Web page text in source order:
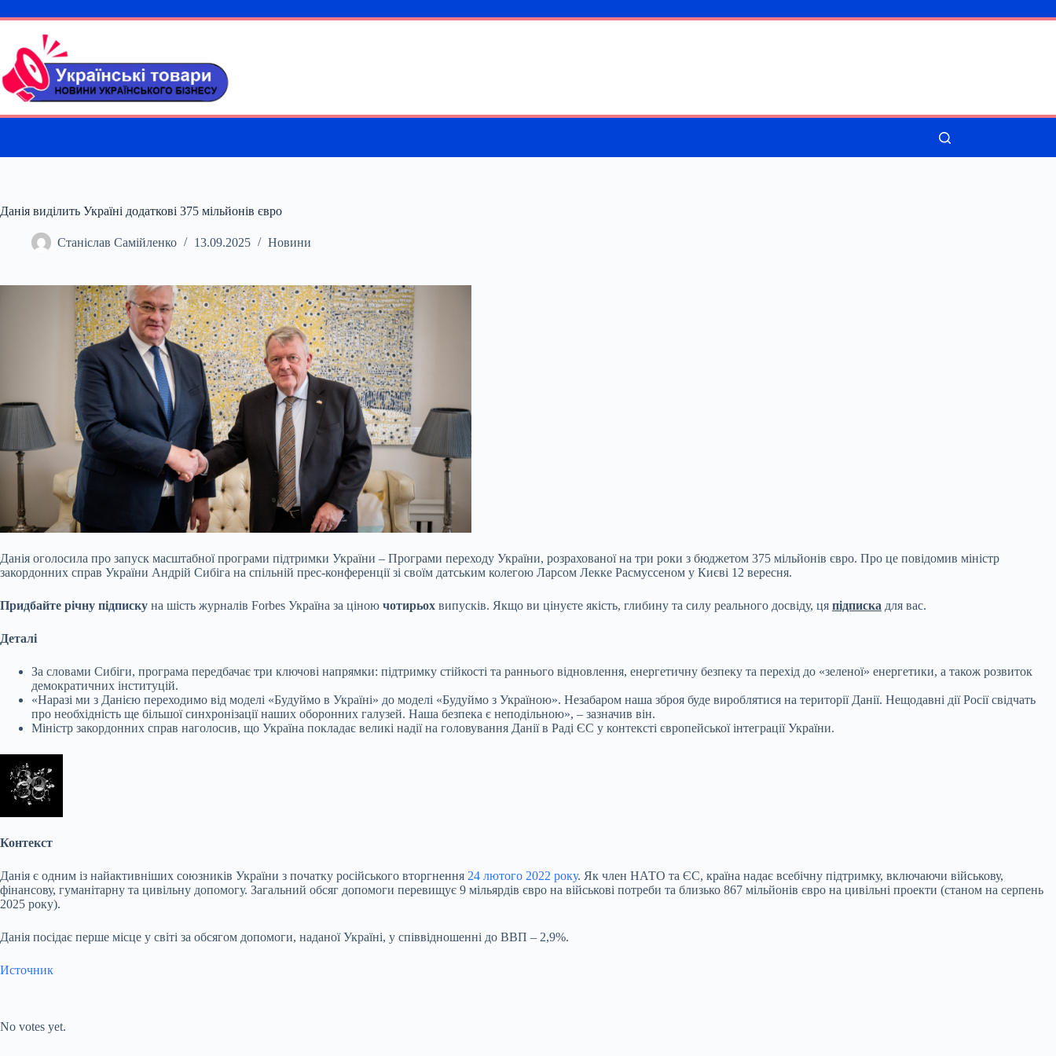
до
Данія виділить Україні додаткові 375 мільйонів євро
Станіслав Самійленко 13.09.2025 Новини
Данія оголосила про запуск масштабної програми підтримки України – Програми переходу України, розрахованої на три роки з бюджетом 375 мільйонів євро. Про це повідомив міністр
закордонних справ України Андрій Сибіга на спільній прес-конференції зі своїм датським колегою Ларсом Лекке Расмуссеном у Києві 12 вересня.
Придбайте річну підписку на шість журналів Forbes Україна за ціною чотирьох випусків. Якщо ви цінуєте якість, глибину та силу реального досвіду, ця підписка для вас.
Деталі
За словами Сибіги, програма передбачає три ключові напрямки: підтримку стійкості та раннього відновлення, енергетичну безпеку та перехід до «зеленої» енергетики, а також розвиток
демократичних інституцій.
«Наразі ми з Данією переходимо від моделі «Будуймо в Україні» до моделі «Будуймо з Україною». Незабаром наша зброя буде вироблятися на території Данії. Нещодавні дії Росії свідчать
про необхідність ще більшої синхронізації наших оборонних галузей. Наша безпека є неподільною», – зазначив він.
Міністр закордонних справ наголосив, що Україна покладає великі надії на головування Данії в Раді ЄС у контексті європейської інтеграції України.
Контекст
Данія є одним із найактивніших союзників України з початку російського вторгнення 24 лютого 2022 року. Як член НАТО та ЄС, країна надає всебічну підтримку, включаючи військову,
фінансову, гуманітарну та цивільну допомогу. Загальний обсяг допомоги перевищує 9 мільярдів євро на військові потреби та близько 867 мільйонів євро на цивільні проекти (станом на серпень
2025 року).
Данія посідає перше місце у світі за обсягом допомоги, наданої Україні, у співвідношенні до ВВП – 2,9%.
Источник
No votes yet.